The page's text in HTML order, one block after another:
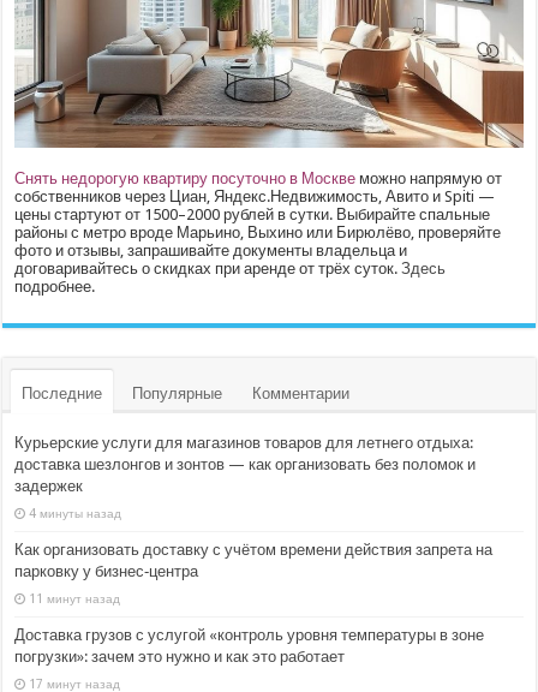
Снять недорогую квартиру посуточно в Москве можно напрямую от
собственников через Циан, Яндекс.Недвижимость, Авито и Spiti —
цены стартуют от 1500–2000 рублей в сутки. Выбирайте спальные
районы с метро вроде Марьино, Выхино или Бирюлёво, проверяйте
фото и отзывы, запрашивайте документы владельца и
договаривайтесь о скидках при аренде от трёх суток.Здесь
подробнее.
Последние Популярные Комментарии
Курьерские услуги для магазинов товаров для летнего отдыха:
доставка шезлонгов и зонтов — как организовать без поломок и
задержек
4 минуты назад
Как организовать доставку с учётом времени действия запрета на
парковку у бизнес‑центра
11 минут назад
Доставка грузов с услугой «контроль уровня температуры в зоне
погрузки»: зачем это нужно и как это работает
17 минут назад